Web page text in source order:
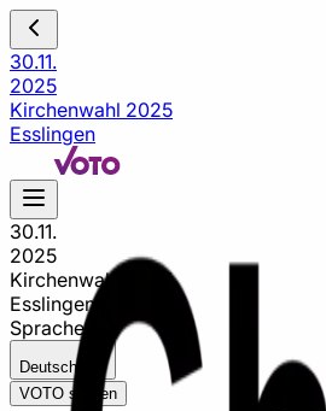
30.11.
2025
Kirchenwahl 2025
Esslingen
30.11.
2025
Kirchenwahl 2025
Esslingen
Sprache:
Deutsch
VOTO starten